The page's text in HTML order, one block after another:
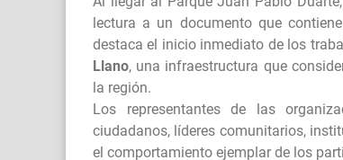
lectura a un documento que
destaca el inicio inmediato de los
Llano, una infraestructura que
la región.
Los representantes de las
ciudadanos, líderes comunitarios,
el comportamiento ejemplar de los